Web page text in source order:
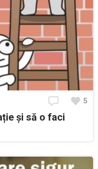
5
și să o faci